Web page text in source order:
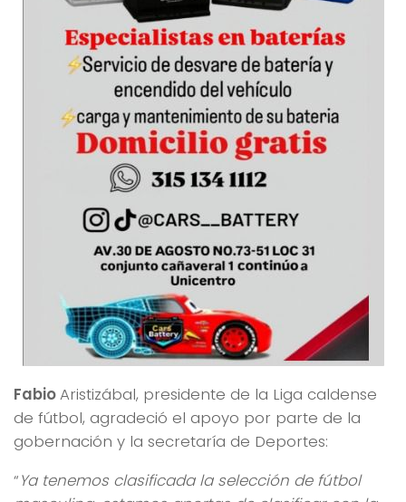
FabioAristizábal, presidente de la Liga caldense
de fútbol, agradeció el apoyo por parte de la
gobernación y la secretaría de Deportes:
“Ya tenemos clasificada la selección de fútbol